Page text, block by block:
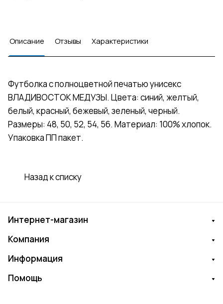
Описание Отзывы Характеристики
Футболка с полноцветной печатью унисекс
ВЛАДИВОСТОК МЕДУЗЫ. Цвета: синий, желтый,
белый, красный, бежевый, зеленый, черный.
Размеры: 48, 50, 52, 54, 56. Материал: 100% хлопок.
Упаковка ПП пакет.
Назад к списку
Интернет-магазин
Компания
Информация
Помощь